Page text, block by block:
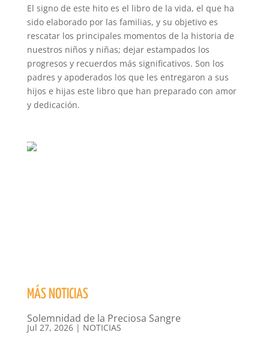
El signo de este hito es el libro de la vida, el que ha
sido elaborado por las familias, y su objetivo es
rescatar los principales momentos de la historia de
nuestros niños y niñas; dejar estampados los
progresos y recuerdos más significativos. Son los
padres y apoderados los que les entregaron a sus
hijos e hijas este libro que han preparado con amor
y dedicación.
MÁS NOTICIAS
Solemnidad de la Preciosa Sangre
Jul 27, 2026| NOTICIAS